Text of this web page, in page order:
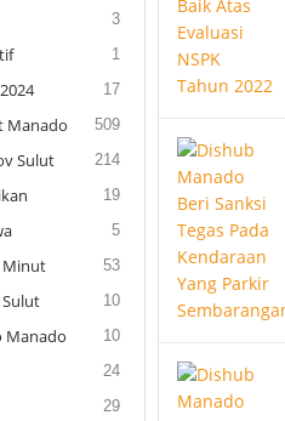
3
1
17
Manado 509
Sulut 214
19
5
Minut 53
10
Manado 10
24
29